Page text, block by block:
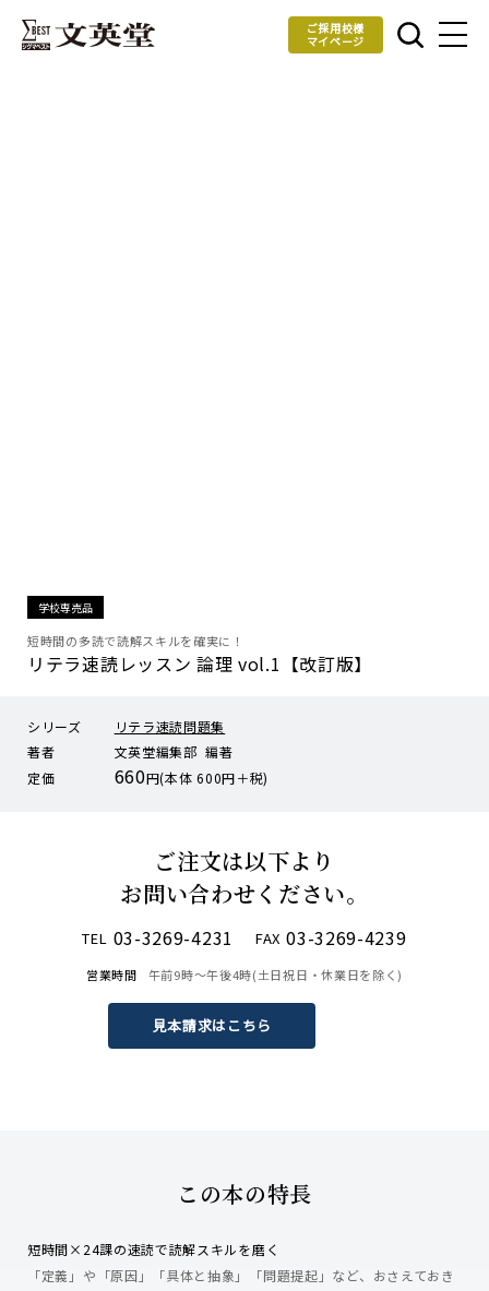
ご採用校様
マイページ
学校専売品
短時間の多読で読解スキルを確実に！
リテラ速読レッスン 論理 vol.1【改訂版】
シリーズ
リテラ速読問題集
著者
文英堂編集部 編著
定価
660円(本体 600円＋税)
ご注文は以下より
お問い合わせください。
TEL 03-3269-4231 FAX 03-3269-4239
営業時間 午前9時〜午後4時(土日祝日・休業日を除く)
見本請求はこちら
この本の特長
短時間×24課の速読で読解スキルを磨く
「定義」や「原因」「具体と抽象」「問題提起」など、おさえておき